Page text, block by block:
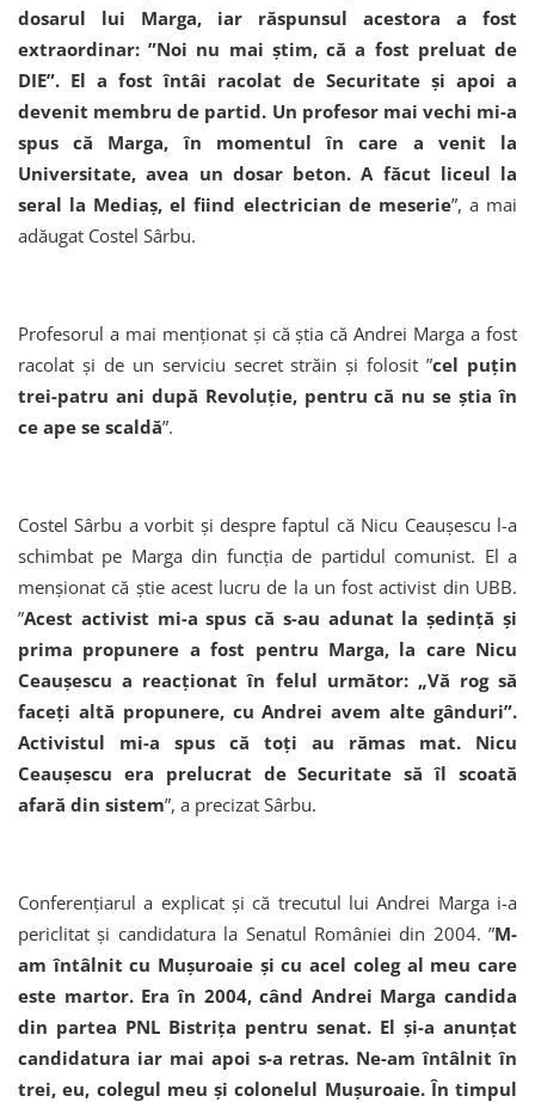
dosarul lui Marga, iar răspunsul acestora a fost
extraordinar: ”Noi nu mai ştim, că a fost preluat de
DIE”. El a fost întâi racolat de Securitate şi apoi a
devenit membru de partid. Un profesor mai vechi mi-a
spus că Marga, în momentul în care a venit la
Universitate, avea un dosar beton. A făcut liceul la
seral la Mediaş, el fiind electrician de meserie”, a mai
adăugat Costel Sârbu.
Profesorul a mai menționat și că știa că Andrei Marga a fost
racolat și de un serviciu secret străin și folosit ”cel puţin
trei-patru ani după Revoluţie, pentru că nu se ştia în
ce ape se scaldă”.
Costel Sârbu a vorbit și despre faptul că Nicu Ceaușescu l-a
schimbat pe Marga din funcția de partidul comunist. El a
menșionat că știe acest lucru de la un fost activist din UBB.
”Acest activist mi-a spus că s-au adunat la şedinţă şi
prima propunere a fost pentru Marga, la care Nicu
Ceauşescu a reacţionat în felul următor: „Vă rog să
faceţi altă propunere, cu Andrei avem alte gânduri”.
Activistul mi-a spus că toţi au rămas mat. Nicu
Ceauşescu era prelucrat de Securitate să îl scoată
afară din sistem”, a precizat Sârbu.
Conferențiarul a explicat și că trecutul lui Andrei Marga i-a
periclitat și candidatura la Senatul României din 2004. ”M-
am întâlnit cu Muşuroaie şi cu acel coleg al meu care
este martor. Era în 2004, când Andrei Marga candida
din partea PNL Bistriţa pentru senat. El şi-a anunţat
candidatura iar mai apoi s-a retras. Ne-am întâlnit în
trei, eu, colegul meu şi colonelul Muşuroaie. În timpul